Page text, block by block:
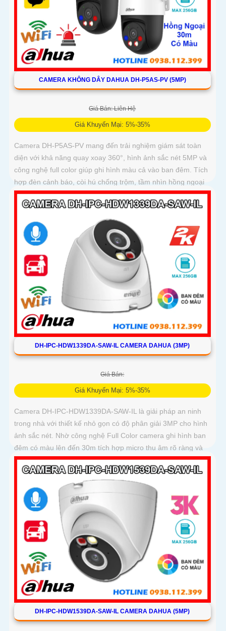
CAMERA KHÔNG DÂY DAHUA DH-P5AS-PV (5MP)
Giá Bán: Liên Hệ
Giá Khuyến Mại: 5%-35%
Camera DH-P5AS-PV mang đến trải nghiệm giám sát toàn
diện với khả năng quay xoay 360°, hình ảnh sắc nét 5MP và
công nghệ full color giúp ghi hình màu cả vào ban đêm. Tích
hợp đèn cảnh báo, còi hú chống trộm, tầm nhìn hồng ngoại
30m, khe thẻ nhớ đến 256GB cùng chuẩn chống nước IP66
camera hoạt động ổn định trong mọi điều kiện
DH-IPC-HDW1339DA-SAW-IL CAMERA DAHUA (3MP)
Giá Bán:
Giá Khuyến Mại: 5%-35%
Camera DH-IPC-HDW1339DA-SAW-IL là giải pháp an ninh
trong nhà với thiết kế nhỏ gọn có độ phân giải 3MP cho hình
ảnh sắc nét. Nhờ công nghệ Full Color camera ghi hình ban
đêm có màu lên đến 30m tích hợp micro thu âm rõ ràng và
khả năng phát hiện người, phương tiện thông minh
DH-IPC-HDW1539DA-SAW-IL CAMERA DAHUA (5MP)